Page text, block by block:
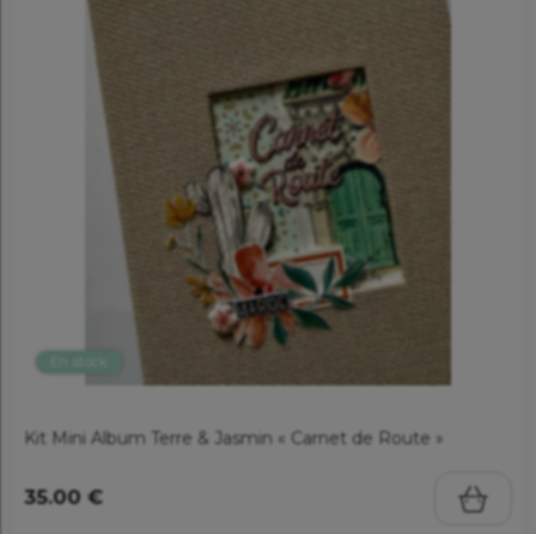
Kit Mini Album Terre & Jasmin « Carnet de Route »
35.00 €